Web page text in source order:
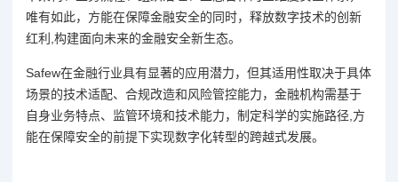
唯有如此，方能在保障金融安全的同时，释放数字技术的创新
红利,构建面向未来的金融安全新生态。
Safew在金融行业具有显著的应用潜力，但其适用性取决于具体
场景的技术适配、合规改造和风险管控能力，金融机构需基于
自身业务特点、监管环境和技术能力，制定科学的实施路径,方
能在保障安全的前提下实现数字化转型的跨越式发展。